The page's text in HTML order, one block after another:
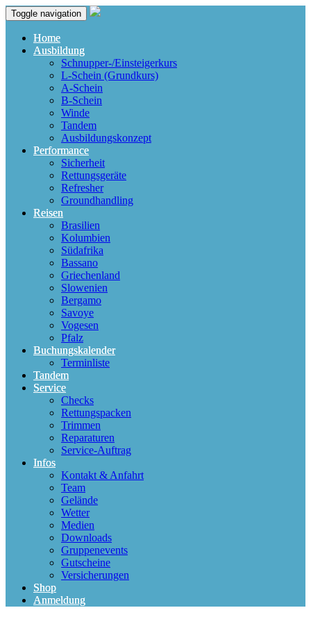
Toggle navigation
Home
Ausbildung
Schnupper-/Einsteigerkurs
L-Schein (Grundkurs)
A-Schein
B-Schein
Winde
Tandem
Ausbildungskonzept
Performance
Sicherheit
Rettungsgeräte
Refresher
Groundhandling
Reisen
Brasilien
Kolumbien
Südafrika
Bassano
Griechenland
Slowenien
Bergamo
Savoye
Vogesen
Pfalz
Buchungskalender
Terminliste
Tandem
Service
Checks
Rettungspacken
Trimmen
Reparaturen
Service-Auftrag
Infos
Kontakt & Anfahrt
Team
Gelände
Wetter
Medien
Downloads
Gruppenevents
Gutscheine
Versicherungen
Shop
Anmeldung